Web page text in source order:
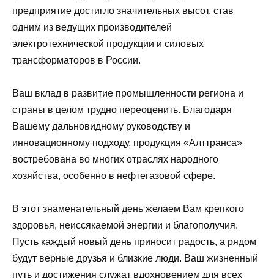
предприятие достигло значительных высот, став
одним из ведущих производителей
электротехнической продукции и силовых
трансформаторов в России.
Ваш вклад в развитие промышленности региона и
страны в целом трудно переоценить. Благодаря
Вашему дальновидному руководству и
инновационному подходу, продукция «Алттранса»
востребована во многих отраслях народного
хозяйства, особенно в нефтегазовой сфере.
В этот знаменательный день желаем Вам крепкого
здоровья, неиссякаемой энергии и благополучия.
Пусть каждый новый день приносит радость, а рядом
будут верные друзья и близкие люди. Ваш жизненный
путь и достижения служат вдохновением для всех